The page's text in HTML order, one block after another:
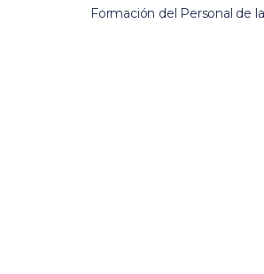
Formación del Personal de